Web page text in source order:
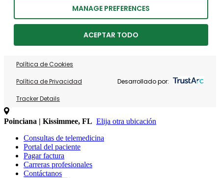
MANAGE PREFERENCES
ACEPTAR TODO
Política de Cookies
Política de Privacidad
Tracker Details
Desarrollado por:
Poinciana | Kissimmee, FL Elija otra ubicación
Consultas de telemedicina
Portal del paciente
Pagar factura
Carreras profesionales
Contáctanos